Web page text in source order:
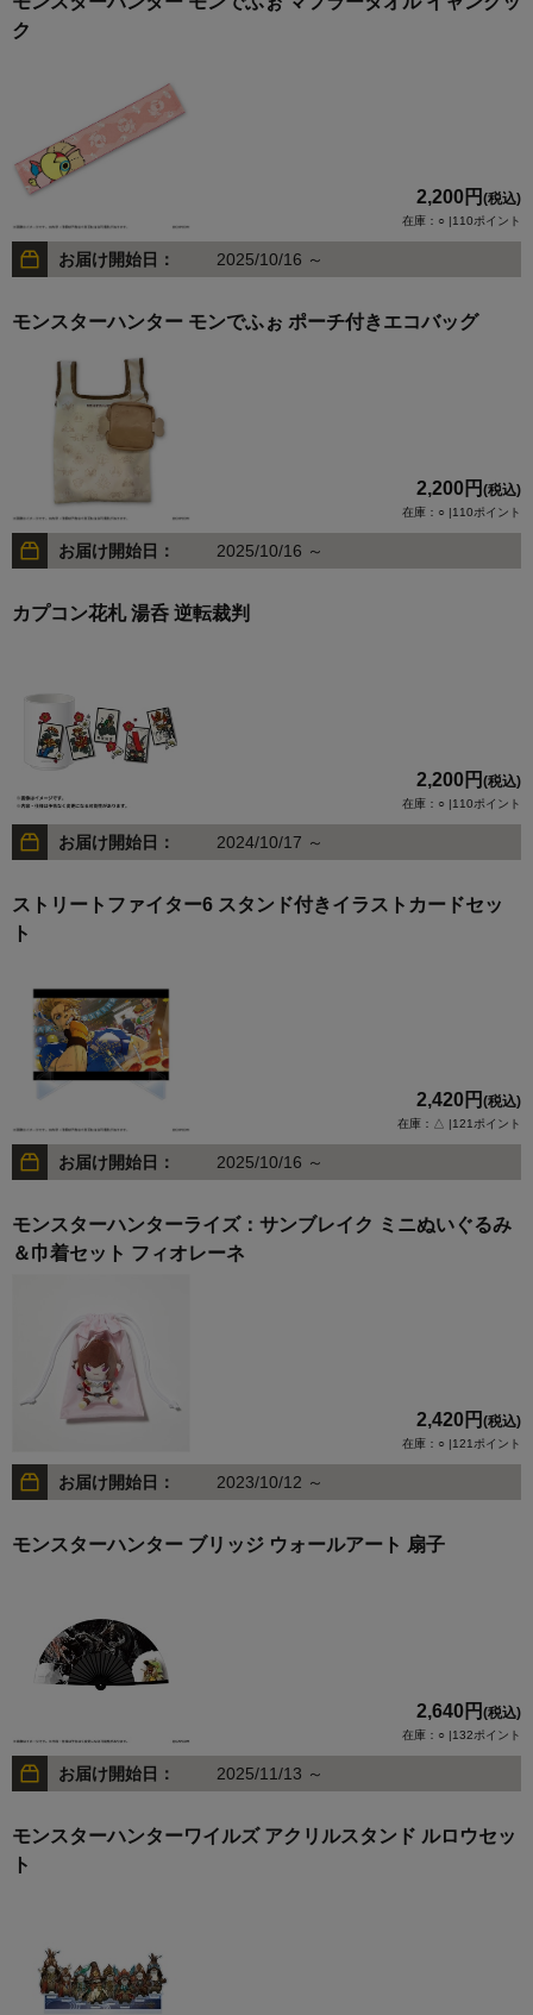
ク
2,200円 (税込)
在庫：○ |110ポイント
お届け開始日： 2025/10/16 ～
モンスターハンター モンでふぉ ポーチ付きエコバッグ
2,200円 (税込)
在庫：○ |110ポイント
お届け開始日： 2025/10/16 ～
カプコン花札 湯呑 逆転裁判
2,200円 (税込)
在庫：○ |110ポイント
お届け開始日： 2024/10/17 ～
ストリートファイター6 スタンド付きイラストカードセッ
ト
2,420円 (税込)
在庫：△ |121ポイント
お届け開始日： 2025/10/16 ～
モンスターハンターライズ：サンブレイク ミニぬいぐるみ
＆巾着セット フィオレーネ
2,420円 (税込)
在庫：○ |121ポイント
お届け開始日： 2023/10/12 ～
モンスターハンター ブリッジ ウォールアート 扇子
2,640円 (税込)
在庫：○ |132ポイント
お届け開始日： 2025/11/13 ～
モンスターハンターワイルズ アクリルスタンド ルロウセッ
ト